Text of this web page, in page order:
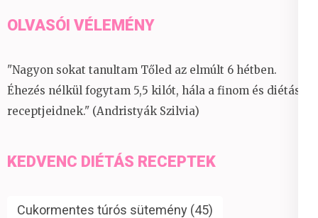
OLVASÓI VÉLEMÉNY
"Nagyon sokat tanultam Tőled az elmúlt 6 hétben.
Éhezés nélkül fogytam 5,5 kilót, hála a finom és diétás
receptjeidnek." (Andristyák Szilvia)
KEDVENC DIÉTÁS RECEPTEK
Cukormentes túrós sütemény (45)